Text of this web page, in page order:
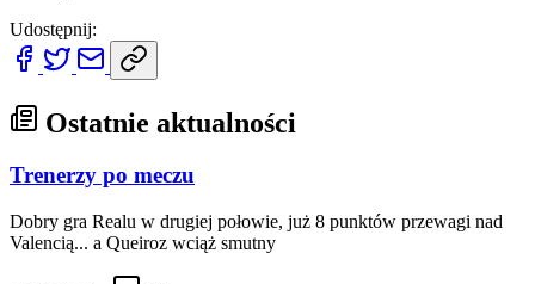
Udostępnij:
Ostatnie aktualności
Trenerzy po meczu
Dobry gra Realu w drugiej połowie, już 8 punktów przewagi nad
Valencią... a Queiroz wciąż smutny